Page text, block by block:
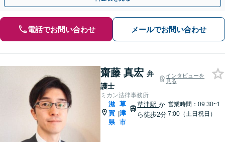
電話でお問い合わせ メールでお問い合わせ
齋藤 真宏 弁
護士
インタビューを
見る
ミカン法律事務所
滋
賀
県
|
草
津
市
草津駅か
ら徒歩2分
営業時間：09:30~1
7:00（土日祝日）